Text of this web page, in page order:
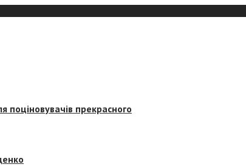
поціновувачів прекрасного